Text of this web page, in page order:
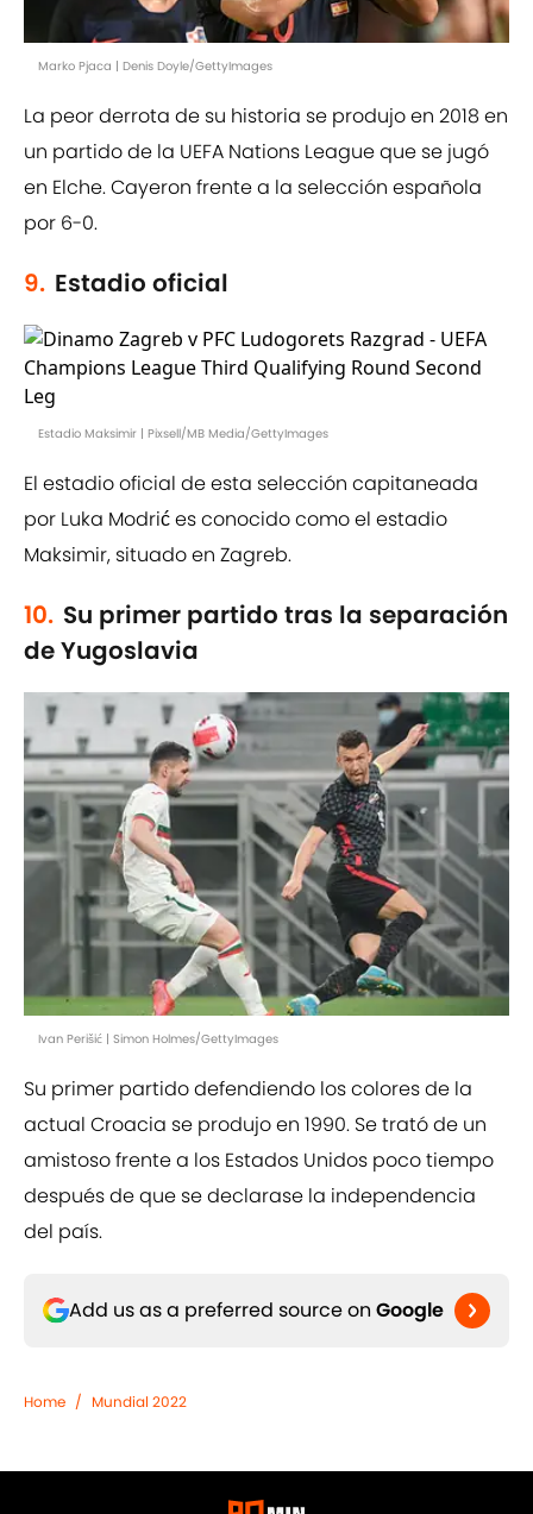
Marko Pjaca | Denis Doyle/GettyImages
La peor derrota de su historia se produjo en 2018 en
un partido de la UEFA Nations League que se jugó
en Elche. Cayeron frente a la selección española
por 6-0.
9. Estadio oficial
Estadio Maksimir | Pixsell/MB Media/GettyImages
El estadio oficial de esta selección capitaneada
por Luka Modrić es conocido como el estadio
Maksimir, situado en Zagreb.
10. Su primer partido tras la separación
de Yugoslavia
Ivan Perišić | Simon Holmes/GettyImages
Su primer partido defendiendo los colores de la
actual Croacia se produjo en 1990. Se trató de un
amistoso frente a los Estados Unidos poco tiempo
después de que se declarase la independencia
del país.
Add us as a preferred source on Google
Home / Mundial 2022